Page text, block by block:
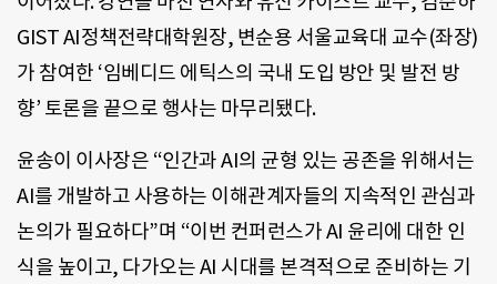
GIST AI정책전략대학원장, 변순용 서울교육대 교수(좌장)
가 참여한 ‘임베디드 에틱스의 국내 도입 방안 및 발전 방
향’ 토론을 끝으로 행사는 마무리됐다.
윤송이 이사장은 “인간과 AI의 균형 있는 공존을 위해서는
AI를 개발하고 사용하는 이해관계자들의 지속적인 관심과
논의가 필요하다”며 “이번 컨퍼런스가 AI 윤리에 대한 인
식을 높이고, 다가오는 AI 시대를 본격적으로 준비하는 기